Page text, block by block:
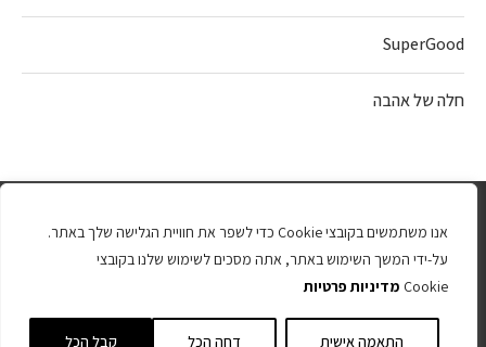
אנו משתמשים בקובצי Cookie כדי לשפר את חוויית הגלישה שלך באתר.
על-ידי המשך השימוש באתר, אתה מסכים לשימוש שלנו בקובצי
Cookie מדיניות פרטיות
התאמה אישית דחה הכל קבל הכל
SuperGood
חלה של אהבה